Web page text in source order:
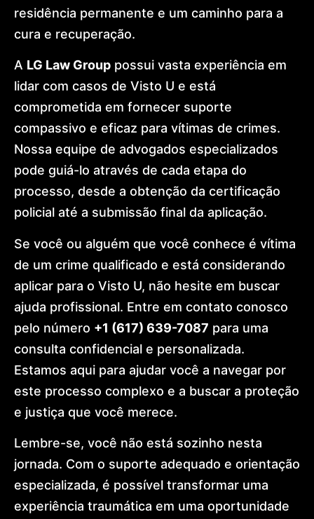
residência permanente e um caminho para a
cura e recuperação.
A LG Law Group possui vasta experiência em
lidar com casos de Visto U e está
comprometida em fornecer suporte
compassivo e eficaz para vítimas de crimes.
Nossa equipe de advogados especializados
pode guiá-lo através de cada etapa do
processo, desde a obtenção da certificação
policial até a submissão final da aplicação.
Se você ou alguém que você conhece é vítima
de um crime qualificado e está considerando
aplicar para o Visto U, não hesite em buscar
ajuda profissional. Entre em contato conosco
pelo número +1 (617) 639-7087 para uma
consulta confidencial e personalizada.
Estamos aqui para ajudar você a navegar por
este processo complexo e a buscar a proteção
e justiça que você merece.
Lembre-se, você não está sozinho nesta
jornada. Com o suporte adequado e orientação
especializada, é possível transformar uma
experiência traumática em uma oportunidade